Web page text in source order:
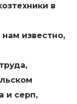
в
известно,
и серп,